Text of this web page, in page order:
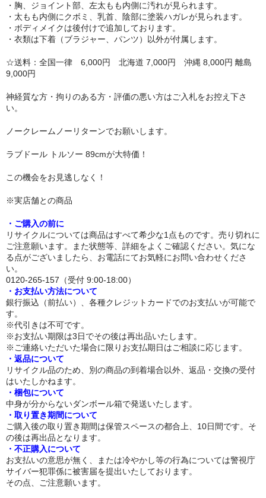
下半身
木偶の坊
A-ONE
身長選択
110cm～130cm
135cm～150cm
155cm～160cm
170cm以上
ヘッド
トルソー
下半身ドール
スタイル
ロリ系
爆乳
おしり大きめ
平らな胸
つむり目
小麦肌
外国人
・胸、ジョイント部、左太もも内側に汚れが見られます。
・太もも内側にクボミ、乳首、陰部に塗装ハガレが見られます。
・ボディメイクは後付けで追加しております。
・衣類は下着（ブラジャー、パンツ）以外が付属します。
☆送料：全国一律 6,000円 北海道 7,000円 沖縄 8,000円 離島
9,000円
神経質な方・拘りのある方・評価の悪い方はご入札をお控え下さ
い。
ノークレームノーリターンでお願いします。
ラブドール トルソー 89cmが大特価！
この機会をお見逃しなく！
※実店舗との商品
・ご購入の前に
リサイクルについては商品はすべて希少な1点ものです。売り切れに
ご注意願います。また状態等、詳細をよくご確認ください。気にな
る点がございましたら、お電話にてお気軽にお問い合わせくださ
い。
0120-265-157（受付 9:00-18:00）
・お支払い方法について
銀行振込（前払い）、各種クレジットカードでのお支払いが可能で
す。
※代引きは不可です。
※お支払い期限は3日でその後は再出品いたします。
※ご連絡いただいた場合に限りお支払期日はご相談に応じます。
・返品について
リサイクル品のため、別の商品の到着場合以外、返品・交換の受付
はいたしかねます。
・梱包について
中身が分からないダンボール箱で発送いたします。
・取り置き期間について
ご購入後の取り置き期間は保管スペースの都合上、10日間です。そ
の後は再出品となります。
・不正購入について
お支払いの意思が無く、または冷やかし等の行為については警視庁
サイバー犯罪係に被害届を提出いたしております。
その点、ご注意願います。